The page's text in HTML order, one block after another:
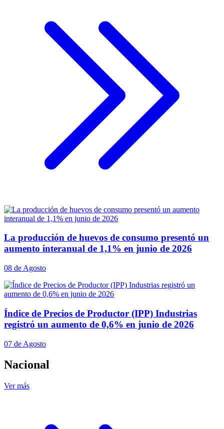
La producción de huevos de consumo presentó un
aumento interanual de 1,1% en junio de 2026
08 de Agosto
Índice de Precios de Productor (IPP) Industrias
registró un aumento de 0,6% en junio de 2026
07 de Agosto
Nacional
Ver más